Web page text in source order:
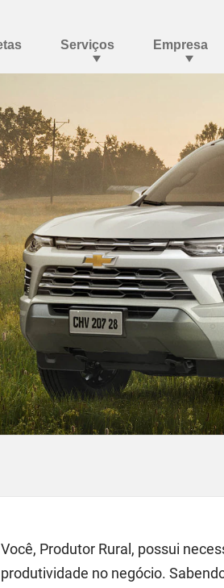
Você, Produtor Rural, possui
produtividade no negócio.